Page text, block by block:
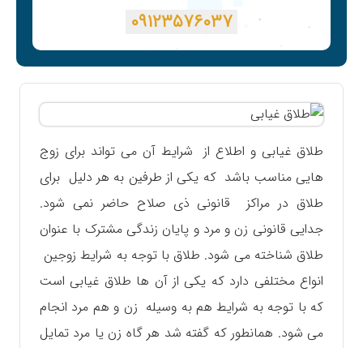
۰۹۱۲۳۵۷۶۰۳۷
طلاق غیابی و اطلاع از شرایط آن می تواند برای زوج
هایی مناسب باشد که یکی از طرفین به هر دلیل برای
طلاق در مراکز قانونی ذی صلاح حاضر نمی شود.
جدایی قانونی زن و مرد و پایان زندگی مشترک با عنوان
طلاق شناخته می شود. طلاق با توجه به شرایط زوجین
انواع مختلفی دارد که یکی از آن ها طلاق غیابی است
که با توجه به شرایط هم به وسیله زن و هم مرد انجام
می شود. همانطور که گفته شد هر گاه زن یا مرد تمایل